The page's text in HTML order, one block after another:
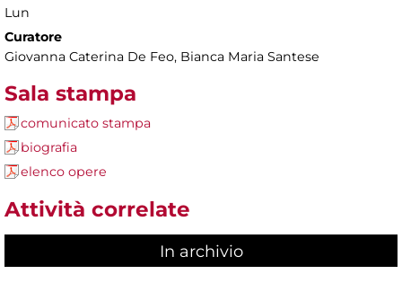
Lun
Curatore
Giovanna Caterina De Feo, Bianca Maria Santese
Sala stampa
comunicato stampa
biografia
elenco opere
Attività correlate
In archivio